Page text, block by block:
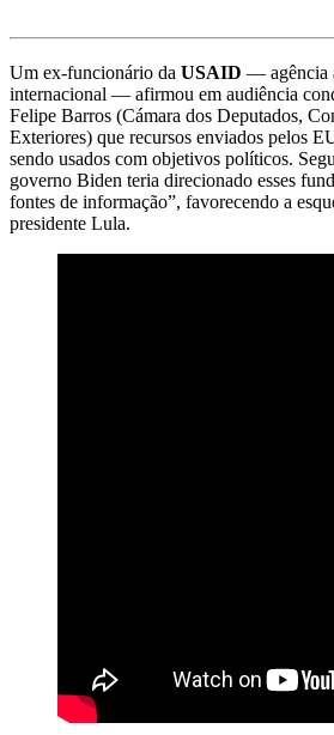
Um ex-funcionário da USAID — agência
internacional — afirmou em audiência
Felipe Barros (Cámara dos Deputados,
Exteriores) que recursos enviados pelos
sendo usados com objetivos políticos.
governo Biden teria direcionado esses
fontes de informação”, favorecendo a
presidente Lula.